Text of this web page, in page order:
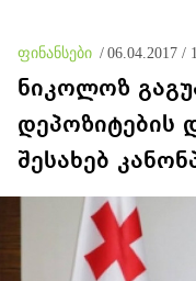
ფინანსები / 06.04.2017 /
ნიკოლოზ
დეპოზიტების
შესახებ